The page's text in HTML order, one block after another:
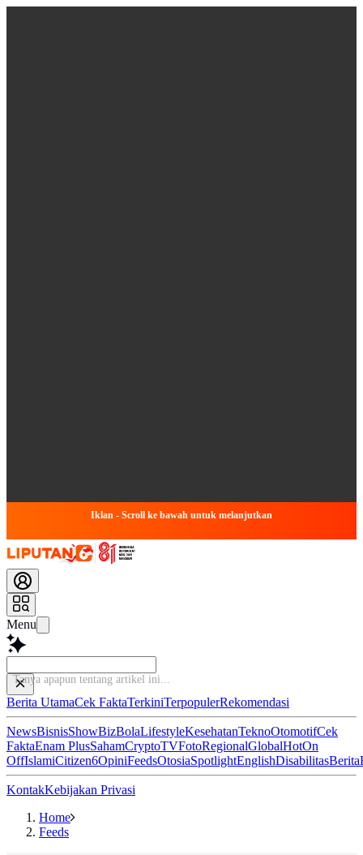
Iklan - Scroll ke bawah untuk melanjutkan
Menu
Tanya apapun tent
Berita UtamaCek FaktaTerkiniTerpopulerRekomendasi
NewsBisnisShowBizBolaLifestyleKesehatanTeknoOtomotifCek
FaktaEnam PlusSahamCryptoTVFotoRegionalGlobalHotOn
OffIslamiCitizen6OpiniFeedsOtosiaSpotlightEnglishDisabilitasBerita
KontakKebijakan Privasi
Home
Feeds